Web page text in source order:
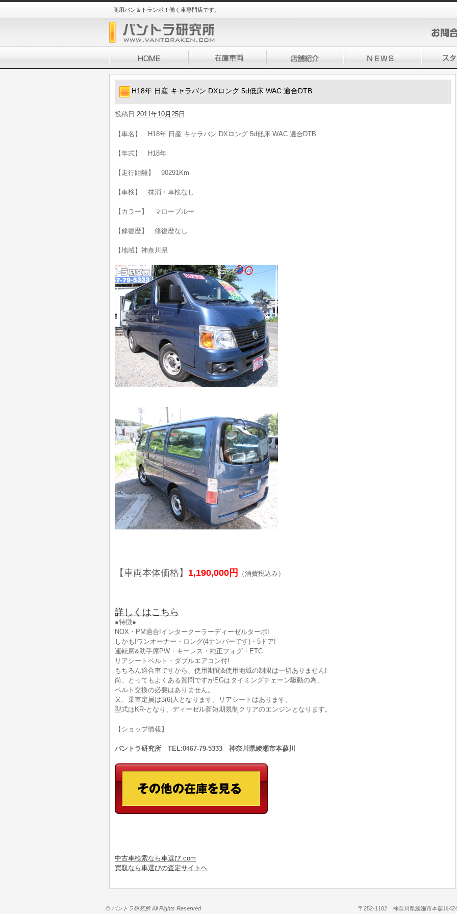
商用バン＆トランポ！働く車専門店です。
H18年 日産 キャラバン DXロング 5d低床 WAC 適合DTB
投稿日 2011年10月25日
【車名】 H18年 日産 キャラバン DXロング 5d低床 WAC 適合DTB
【年式】 H18年
【走行距離】 90291Km
【車検】 抹消・車検なし
【カラー】 マローブルー
【修復歴】 修復歴なし
【地域】神奈川県
【車両本体価格】 1,190,000円 （消費税込み）
詳しくはこちら
●特徴●
NOX・PM適合!インタークーラーディーゼルターボ!
しかも!ワンオーナー・ロング(4ナンバーです)・5ドア!
運転席&助手席PW・キーレス・純正フォグ・ETC
リアシートベルト・ダブルエアコン付!
もちろん適合車ですから、使用期間&使用地域の制限は一切ありません!
尚、とってもよくある質問ですがEGはタイミングチェーン駆動の為、
ベルト交換の必要はありません。
又、乗車定員は3(6)人となります。リアシートはあります。
型式はKR-となり、ディーゼル新短期規制クリアのエンジンとなります。
【ショップ情報】
バントラ研究所 TEL:0467-79-5333 神奈川県綾瀬市本蓼川
中古車検索なら車選び.com
買取なら車選びの査定サイトヘ
© バントラ研究所 All Rights Reserved 〒252-1102 神奈川県綾瀬市本蓼川